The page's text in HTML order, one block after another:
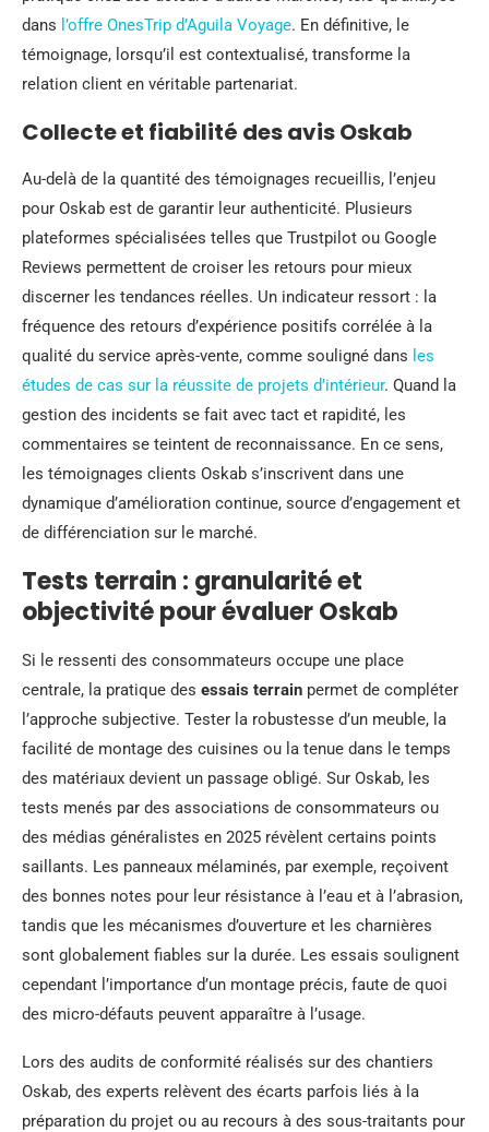
dans l’offre OnesTrip d’Aguila Voyage. En définitive, le
témoignage, lorsqu’il est contextualisé, transforme la
relation client en véritable partenariat.
Collecte et fiabilité des avis Oskab
Au-delà de la quantité des témoignages recueillis, l’enjeu
pour Oskab est de garantir leur authenticité. Plusieurs
plateformes spécialisées telles que Trustpilot ou Google
Reviews permettent de croiser les retours pour mieux
discerner les tendances réelles. Un indicateur ressort : la
fréquence des retours d’expérience positifs corrélée à la
qualité du service après-vente, comme souligné dans les
études de cas sur la réussite de projets d’intérieur. Quand la
gestion des incidents se fait avec tact et rapidité, les
commentaires se teintent de reconnaissance. En ce sens,
les témoignages clients Oskab s’inscrivent dans une
dynamique d’amélioration continue, source d’engagement et
de différenciation sur le marché.
Tests terrain : granularité et
objectivité pour évaluer Oskab
Si le ressenti des consommateurs occupe une place
centrale, la pratique des essais terrain permet de compléter
l’approche subjective. Tester la robustesse d’un meuble, la
facilité de montage des cuisines ou la tenue dans le temps
des matériaux devient un passage obligé. Sur Oskab, les
tests menés par des associations de consommateurs ou
des médias généralistes en 2025 révèlent certains points
saillants. Les panneaux mélaminés, par exemple, reçoivent
des bonnes notes pour leur résistance à l’eau et à l’abrasion,
tandis que les mécanismes d’ouverture et les charnières
sont globalement fiables sur la durée. Les essais soulignent
cependant l’importance d’un montage précis, faute de quoi
des micro-défauts peuvent apparaître à l’usage.
Lors des audits de conformité réalisés sur des chantiers
Oskab, des experts relèvent des écarts parfois liés à la
préparation du projet ou au recours à des sous-traitants pour